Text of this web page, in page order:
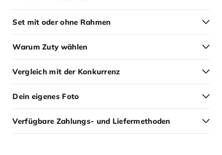
Set mit oder ohne Rahmen
Warum Zuty wählen
Vergleich mit der Konkurrenz
Dein eigenes Foto
Verfügbare Zahlungs- und Liefermethoden